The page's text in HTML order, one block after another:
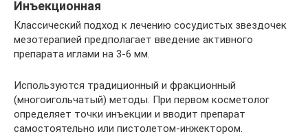
Инъекционная
Классический подход к лечению сосудистых звездочек
мезотерапией предполагает введение активного
препарата иглами на 3-6 мм.
Используются традиционный и фракционный
(многоигольчатый) методы. При первом косметолог
определяет точки инъекции и вводит препарат
самостоятельно или пистолетом-инжектором.